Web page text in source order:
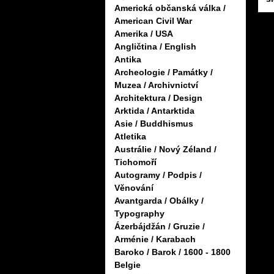
Americká občanská válka /
American Civil War
Amerika / USA
Angličtina / English
Antika
Archeologie / Památky /
Muzea / Archivnictví
Architektura / Design
Arktida / Antarktida
Asie / Buddhismus
Atletika
Austrálie / Nový Zéland /
Tichomoří
Autogramy / Podpis /
Věnování
Avantgarda / Obálky /
Typography
Ázerbájdžán / Gruzie /
Arménie / Karabach
Baroko / Barok / 1600 - 1800
Belgie